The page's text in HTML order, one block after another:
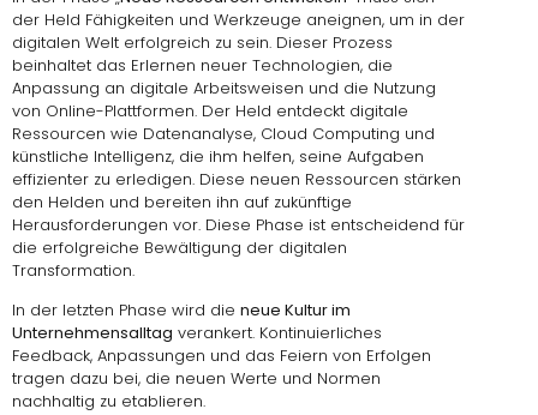
der Held Fähigkeiten und Werkzeuge aneignen, um in der
digitalen Welt erfolgreich zu sein. Dieser Prozess
beinhaltet das Erlernen neuer Technologien, die
Anpassung an digitale Arbeitsweisen und die Nutzung
von Online-Plattformen. Der Held entdeckt digitale
Ressourcen wie Datenanalyse, Cloud Computing und
künstliche Intelligenz, die ihm helfen, seine Aufgaben
effizienter zu erledigen. Diese neuen Ressourcen stärken
den Helden und bereiten ihn auf zukünftige
Herausforderungen vor. Diese Phase ist entscheidend für
die erfolgreiche Bewältigung der digitalen
Transformation.
In der letzten Phase wird die neue Kultur im
Unternehmensalltag verankert. Kontinuierliches
Feedback, Anpassungen und das Feiern von Erfolgen
tragen dazu bei, die neuen Werte und Normen
nachhaltig zu etablieren.